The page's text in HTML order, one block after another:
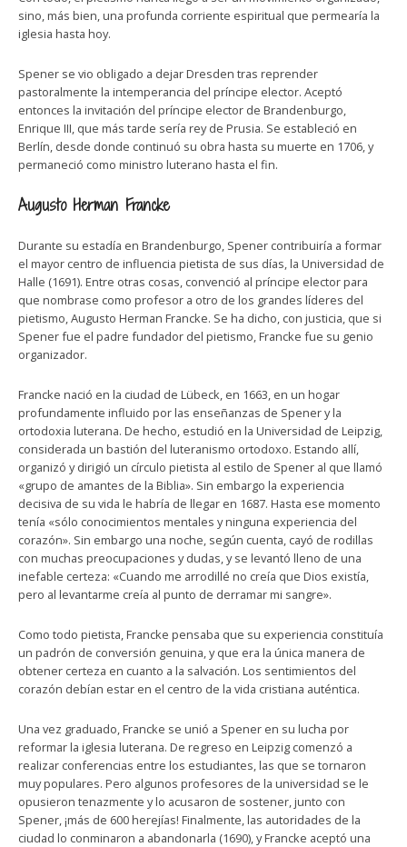
sino, más bien, una profunda corriente espiritual que permearía la
iglesia hasta hoy.
Spener se vio obligado a dejar Dresden tras reprender
pastoralmente la intemperancia del príncipe elector. Aceptó
entonces la invitación del príncipe elector de Brandenburgo,
Enrique III, que más tarde sería rey de Prusia. Se estableció en
Berlín, desde donde continuó su obra hasta su muerte en 1706, y
permaneció como ministro luterano hasta el fin.
Augusto Herman Francke
Durante su estadía en Brandenburgo, Spener contribuiría a formar
el mayor centro de influencia pietista de sus días, la Universidad de
Halle (1691). Entre otras cosas, convenció al príncipe elector para
que nombrase como profesor a otro de los grandes líderes del
pietismo, Augusto Herman Francke. Se ha dicho, con justicia, que si
Spener fue el padre fundador del pietismo, Francke fue su genio
organizador.
Francke nació en la ciudad de Lübeck, en 1663, en un hogar
profundamente influido por las enseñanzas de Spener y la
ortodoxia luterana. De hecho, estudió en la Universidad de Leipzig,
considerada un bastión del luteranismo ortodoxo. Estando allí,
organizó y dirigió un círculo pietista al estilo de Spener al que llamó
«grupo de amantes de la Biblia». Sin embargo la experiencia
decisiva de su vida le habría de llegar en 1687. Hasta ese momento
tenía «sólo conocimientos mentales y ninguna experiencia del
corazón». Sin embargo una noche, según cuenta, cayó de rodillas
con muchas preocupaciones y dudas, y se levantó lleno de una
inefable certeza: «Cuando me arrodillé no creía que Dios existía,
pero al levantarme creía al punto de derramar mi sangre».
Como todo pietista, Francke pensaba que su experiencia constituía
un padrón de conversión genuina, y que era la única manera de
obtener certeza en cuanto a la salvación. Los sentimientos del
corazón debían estar en el centro de la vida cristiana auténtica.
Una vez graduado, Francke se unió a Spener en su lucha por
reformar la iglesia luterana. De regreso en Leipzig comenzó a
realizar conferencias entre los estudiantes, las que se tornaron
muy populares. Pero algunos profesores de la universidad se le
opusieron tenazmente y lo acusaron de sostener, junto con
Spener, ¡más de 600 herejías! Finalmente, las autoridades de la
ciudad lo conminaron a abandonarla (1690), y Francke aceptó una